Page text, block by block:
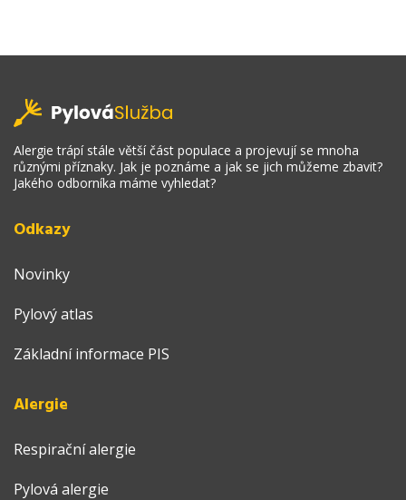
Alergie trápí stále větší část populace a projevují se mnoha
různými příznaky. Jak je poznáme a jak se jich můžeme zbavit?
Jakého odborníka máme vyhledat?
Odkazy
Novinky
Pylový atlas
Základní informace PIS
Alergie
Respirační alergie
Pylová alergie